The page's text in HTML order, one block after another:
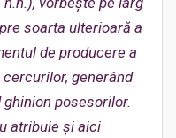
soarta ulterioară a
de producere a
generând
posesorilor.
atribuie și aici